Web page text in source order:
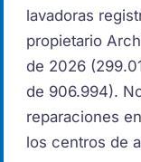
lavadoras
propietario
de 2026
de 906.994).
reparaciones
los centros de